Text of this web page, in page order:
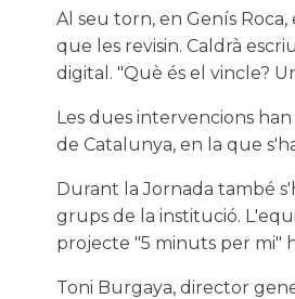
Al seu torn, en Genís
que les revisin. Caldrà
digital. "Què és el vincle?
Les dues intervencions
de Catalunya, en la que
Durant la Jornada també
grups de la institució.
projecte "5 minuts per mi"
Toni Burgaya, director